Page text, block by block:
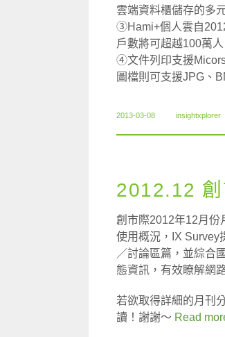
雲端資料櫃儲存的多
③Hami+個人雲自
戶數將可超越100萬人
④文件列印支援
圖檔則可支援JPG、
2013-03-08 insightxplorer
2012.12 創
創市際2012年12月份
使用概況，IX
／討論區篇，並綜合
態資訊，有效瞭解網
若欲取得詳細的月刊
讀！謝謝～ Read